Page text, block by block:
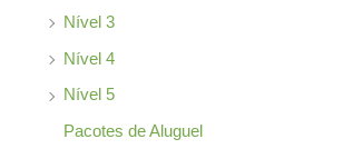
Nível 3
Nível 4
Nível 5
Pacotes de Aluguel